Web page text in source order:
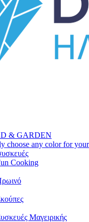
& GARDEN
choose any color for
Cooking
Μαγειρικής